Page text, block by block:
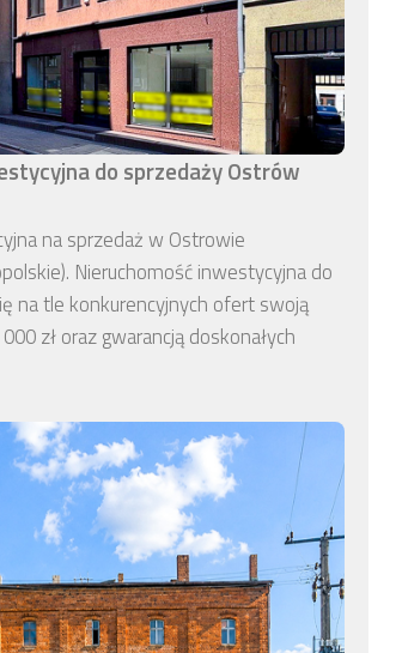
do sprzedaży Ostrów
na sprzedaż w Ostrowie
Nieruchomość inwestycyjna do
na tle konkurencyjnych ofert swoją
zł oraz gwarancją doskonałych